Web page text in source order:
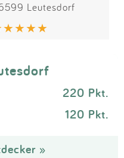
Leutesdorf
220 Pkt.
120 Pkt.
»